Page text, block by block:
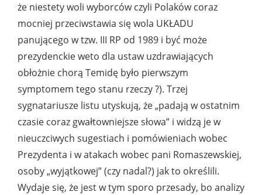
że niestety woli wyborców czyli Polaków coraz
mocniej przeciwstawia się wola UKŁADU
panującego w tzw. III RP od 1989 i być może
prezydenckie weto dla ustaw uzdrawiających
obłożnie chorą Temidę było pierwszym
symptomem tego stanu rzeczy ?). Trzej
sygnatariusze listu utyskują, że „padają w ostatnim
czasie coraz gwałtowniejsze słowa” i widzą je w
nieuczciwych sugestiach i pomówieniach wobec
Prezydenta i w atakach wobec pani Romaszewskiej,
osoby „wyjątkowej” (czy nadal?) jak to określili.
Wydaje się, że jest w tym sporo przesady, bo analizy